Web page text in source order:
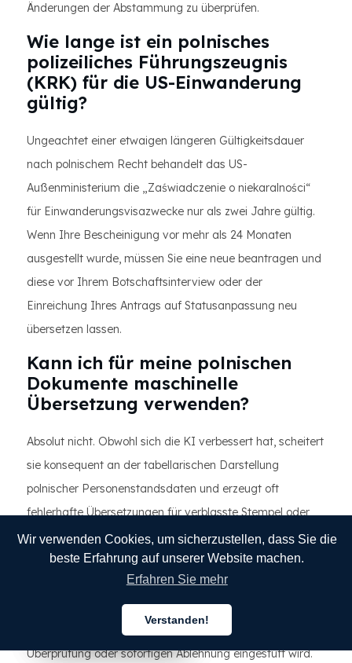
Wir verwenden Cookies, um sicherzustellen, dass Sie die
beste Erfahrung auf unserer Website machen.
Erfahren Sie mehr
Verstanden!
Änderungen der Abstammung zu überprüfen.
Wie lange ist ein polnisches
polizeiliches Führungszeugnis
(KRK) für die US-Einwanderung
gültig?
Ungeachtet einer etwaigen längeren Gültigkeitsdauer
nach polnischem Recht behandelt das US-
Außenministerium die „Zaświadczenie o niekaralności“
für Einwanderungsvisazwecke nur als zwei Jahre gültig.
Wenn Ihre Bescheinigung vor mehr als 24 Monaten
ausgestellt wurde, müssen Sie eine neue beantragen und
diese vor Ihrem Botschaftsinterview oder der
Einreichung Ihres Antrags auf Statusanpassung neu
übersetzen lassen.
Kann ich für meine polnischen
Dokumente maschinelle
Übersetzung verwenden?
Absolut nicht. Obwohl sich die KI verbessert hat, scheitert
sie konsequent an der tabellarischen Darstellung
polnischer Personenstandsdaten und erzeugt oft
fehlerhafte Übersetzungen für verblasste Stempel oder
administrative Abkürzungen. Noch wichtiger ist jedoch,
dass KI die gesetzlich vorgeschriebene
Genauigkeitszertifizierungnicht liefern kann. Der
Einsatz von KI für offizielle Anträge ist eine risikoreiche
Strategie, die von der USCIS zunehmend zur manuellen
Überprüfung oder sofortigen Ablehnung eingestuft wird.
Deutsch
Deutsch
Deutsch